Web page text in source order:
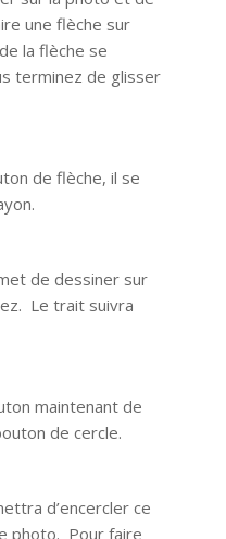
une flèche sur
la flèche se
terminez de glisser
de flèche, il se
de dessiner sur
Le trait suivra
maintenant de
de cercle.
d’encercler ce
photo. Pour faire